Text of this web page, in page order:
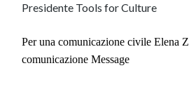
Presidente Tools for Culture
Per una comunicazione civile Elena
comunicazione Message